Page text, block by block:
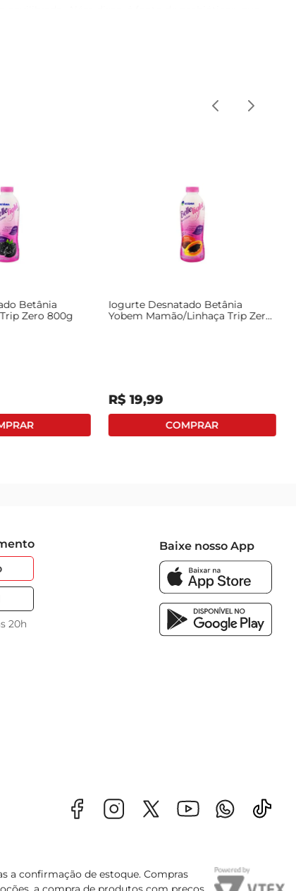
priorizam a redução de calorias sem abrir mão
toque especial.
Betânia
Zero 800g
Iogurte Desnatado Betânia
Yobem Mamão/Linhaça Trip Zero
R$ 19,99
20h
Baixe nosso App
a confirmação de estoque. Compras